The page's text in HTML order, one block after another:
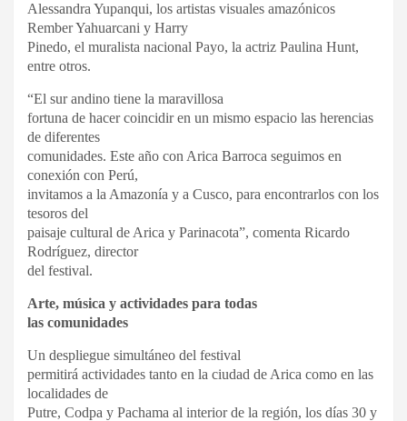
Alessandra Yupanqui, los artistas visuales amazónicos
Rember Yahuarcani y Harry
Pinedo, el muralista nacional Payo, la actriz Paulina Hunt,
entre otros.
“El sur andino tiene la maravillosa
fortuna de hacer coincidir en un mismo espacio las herencias
de diferentes
comunidades. Este año con Arica Barroca seguimos en
conexión con Perú,
invitamos a la Amazonía y a Cusco, para encontrarlos con los
tesoros del
paisaje cultural de Arica y Parinacota”, comenta Ricardo
Rodríguez, director
del festival.
Arte, música y actividades para todas
las comunidades
Un despliegue simultáneo del festival
permitirá actividades tanto en la ciudad de Arica como en las
localidades de
Putre, Codpa y Pachama al interior de la región, los días 30 y